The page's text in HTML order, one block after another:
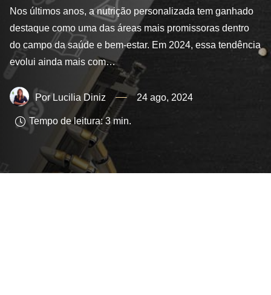
Nos últimos anos, a nutrição personalizada tem ganhado
destaque como uma das áreas mais promissoras dentro
do campo da saúde e bem-estar. Em 2024, essa tendência
evolui ainda mais com…
Lucilia Diniz 24 ago, 2024
Tempo de leitura: 3 min.